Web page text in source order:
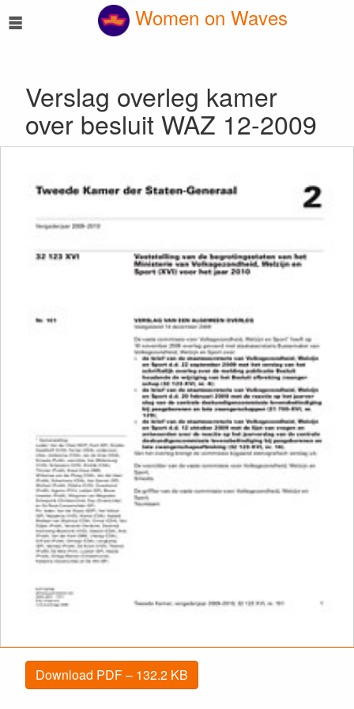
☰ Women on Waves
Verslag overleg kamer
over besluit WAZ 12-2009
Download PDF – 132.2 KB